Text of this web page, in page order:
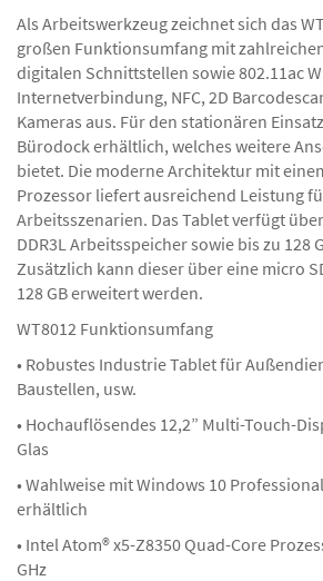
Als Arbeitswerkzeug zeichnet sich das
großen Funktionsumfang mit
digitalen Schnittstellen sowie 802.11ac
Internetverbindung, NFC, 2D
Kameras aus. Für den stationären
Bürodock erhältlich, welches weitere
bietet. Die moderne Architektur mit
Prozessor liefert ausreichend Leistung
Arbeitsszenarien. Das Tablet verfügt
DDR3L Arbeitsspeicher sowie bis zu 128
Zusätzlich kann dieser über eine micro
128 GB erweitert werden.
WT8012 Funktionsumfang
• Robustes Industrie Tablet für
Baustellen, usw.
• Hochauflösendes 12,2” Multi-Touch-
Glas
• Wahlweise mit Windows 10
erhältlich
• Intel Atom® x5-Z8350 Quad-Core
GHz